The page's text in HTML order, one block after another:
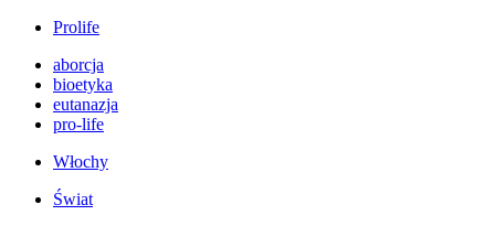
Prolife
aborcja
bioetyka
eutanazja
pro-life
Włochy
Świat